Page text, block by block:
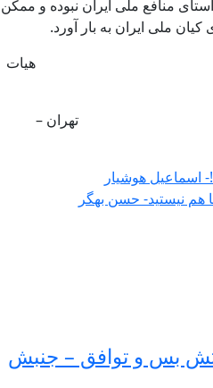
منافع ملی ایران نبوده و ممکن
ملی ایران به بار آورد.
–
هوشیار
هم نیستید- حسن بهگر
بس و توافق – جنبش